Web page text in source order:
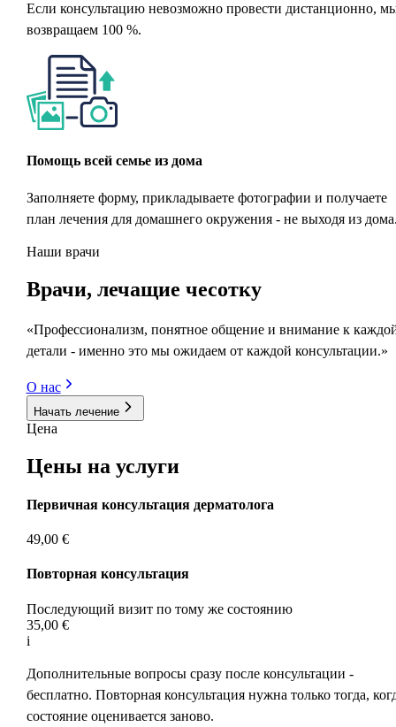
Если консультацию невозможно провести дистанционно,
возвращаем 100 %.
Помощь всей семье из дома
Заполняете форму, прикладываете фотографии и получаете
план лечения для домашнего окружения - не выходя из
Наши врачи
Врачи, лечащие чесотку
«Профессионализм, понятное общение и внимание к
детали - именно это мы ожидаем от каждой консультации.»
О нас
Начать лечение
Цена
Цены на услуги
Первичная консультация дерматолога
49,00 €
Повторная консультация
Последующий визит по тому же состоянию
35,00 €
i
Дополнительные вопросы сразу после консультации -
бесплатно. Повторная консультация нужна только тогда,
состояние оценивается заново.